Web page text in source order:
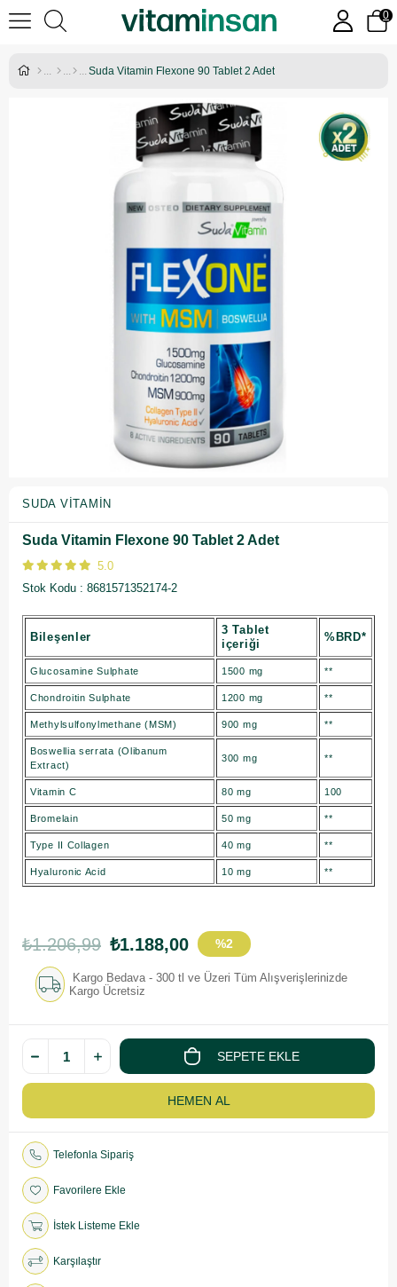
0
Suda Vitamin Flexone 90 Tablet 2 Adet
SUDA VITAMIN
Suda Vitamin Flexone 90 Tablet 2 Adet
5.0
Stok Kodu
8681571352174-2
Bileşenler
3 Tablet
içeriği
%BRD*
Glucosamine Sulphate 1500 mg **
Chondroitin Sulphate 1200 mg **
Methylsulfonylmethane (MSM) 900 mg **
Boswellia serrata (Olibanum
Extract)
300 mg **
Vitamin C 80 mg 100
Bromelain 50 mg **
Type II Collagen 40 mg **
Hyaluronic Acid 10 mg **
₺1.206,99 ₺1.188,00 %2
İndirim
Kargo Bedava - 300 tl ve Üzeri Tüm Alışverişlerinizde
Kargo Ücretsiz
Telefonla Sipariş
Favorilere Ekle
İstek Listeme Ekle
Karşılaştır